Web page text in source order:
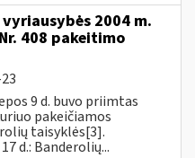
2004 m.
408 pakeitimo
9 d. buvo priimtas
pakeičiamos
taisyklės[3].
d.: Banderolių...